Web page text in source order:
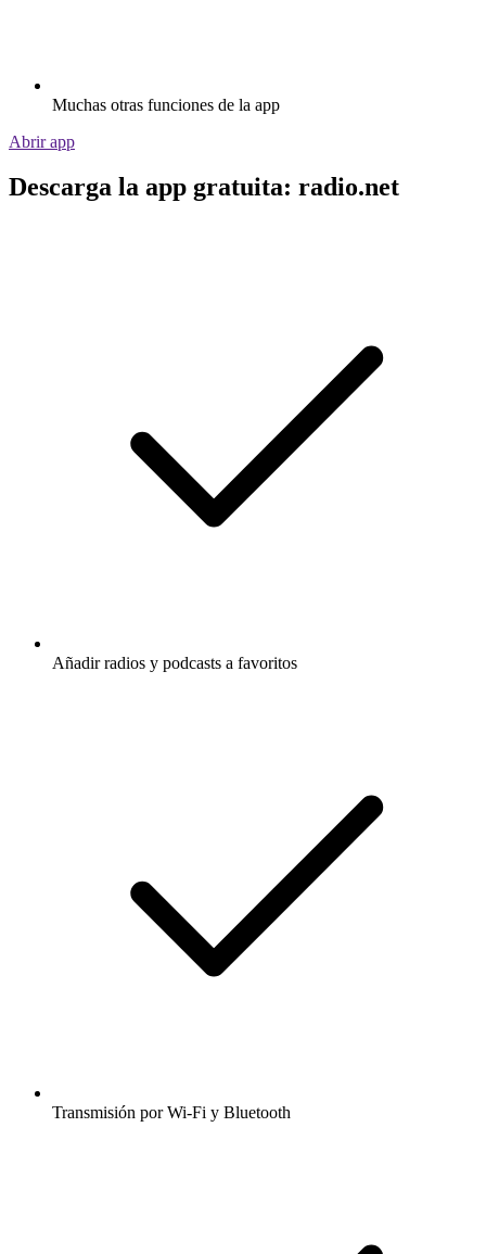
Muchas otras funciones de la app
Abrir app
Descarga la app gratuita: radio.net
Añadir radios y podcasts a favoritos
Transmisión por Wi-Fi y Bluetooth